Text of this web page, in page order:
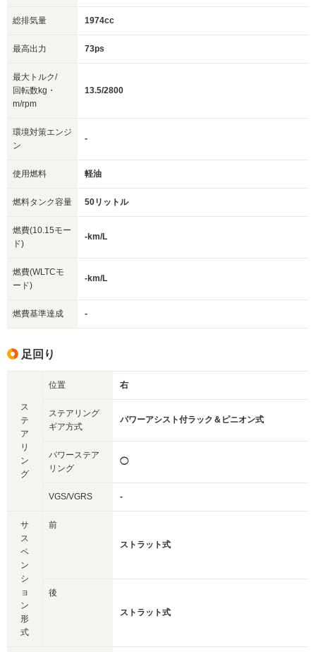
総排気量 1974cc
最高出力 73ps
最大トルク/
回転数kg・
m/rpm
13.5/2800
環境対策エンジ
ン
-
使用燃料 軽油
燃料タンク容量 50リットル
燃費(10.15モー
ド)
-km/L
燃費(WLTCモ
ード)
-km/L
燃費基準達成 -
足回り
ス
テ
ア
リ
ン
グ
位置 右
ステアリング
ギア方式
パワーアシスト付ラック＆ピニオン式
パワーステア
リング
◯
VGS/VGRS -
サ
ス
ペ
ン
シ
ョ
ン
形
式
前
ストラット式
後
ストラット式